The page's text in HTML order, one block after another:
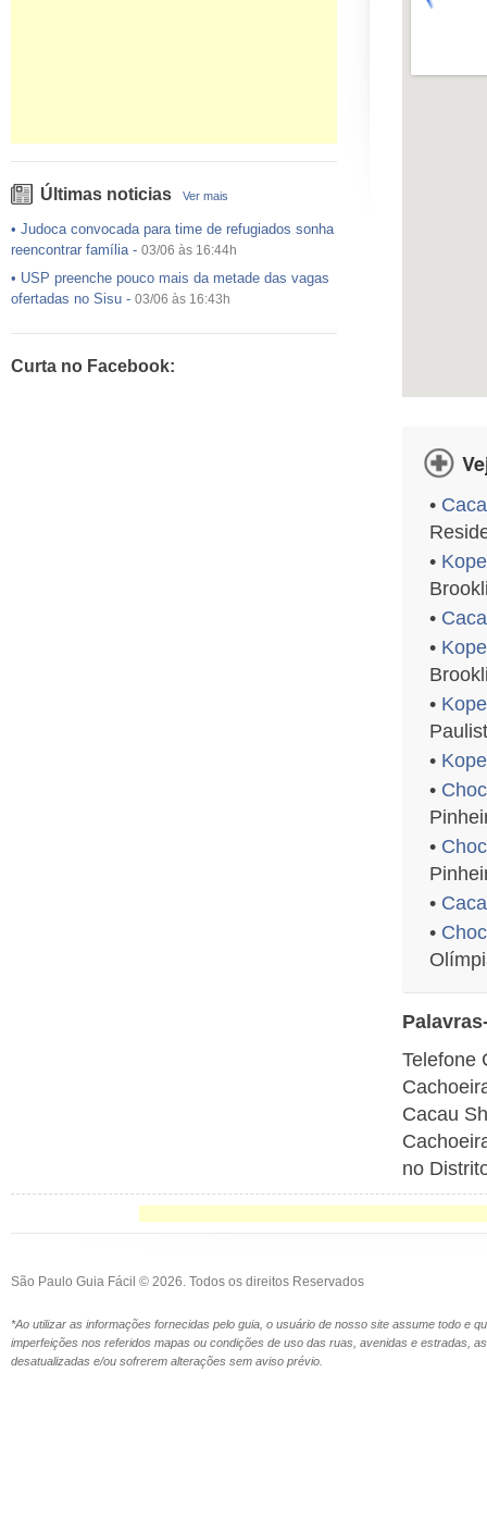
Últimas noticias Ver mais
• Judoca convocada para time de refugiados sonha
reencontrar família - 03/06 às 16:44h
• USP preenche pouco mais da metade das vagas
ofertadas no Sisu - 03/06 às 16:43h
•Um em cada dois adultos com diabetes não está
Curta no Facebook:
•
•
•
•
•
•
•
•
•
•
Telefone
Cacau
no
São Paulo Guia Fácil © 2026. Todos os direitos Reservados
*Ao utilizar as informações fornecidas pelo guia, o usuário de nosso site assume todo e
imperfeições nos referidos mapas ou condições de uso das ruas, avenidas e estradas,
desatualizadas e/ou sofrerem alterações sem aviso prévio.